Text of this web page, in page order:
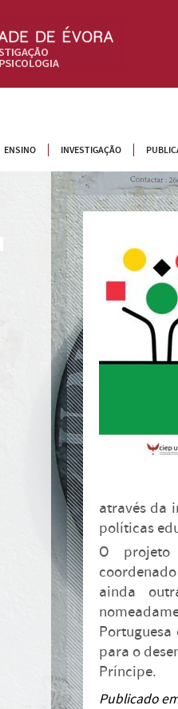
ENSINO INVESTIGAÇÃO
através da
políticas
O projeto
ainda
para o
Príncipe.
Publicado